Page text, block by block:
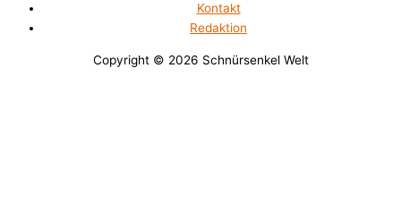
Kontakt
Redaktion
Copyright © 2026 Schnürsenkel Welt